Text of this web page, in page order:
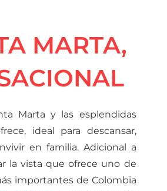
MARTA,
Marta y las esplendidas
ideal para descansar,
en familia. Adicional a
la vista que ofrece uno de
importantes de Colombia